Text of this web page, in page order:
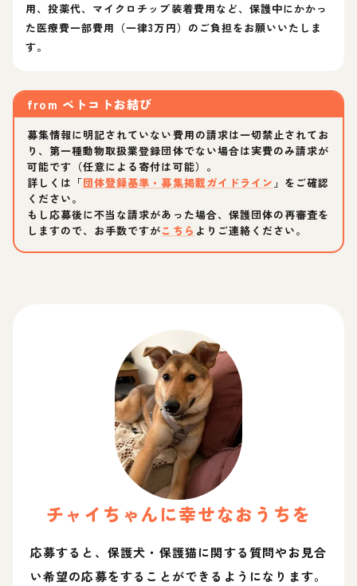
用、投薬代、マイクロチップ装着費用など、保護中にかかっ
た医療費一部費用（一律3万円）のご負担をお願いいたしま
す。
from ペトコトお結び
募集情報に明記されていない費用の請求は一切禁止されてお
り、第一種動物取扱業登録団体でない場合は実費のみ請求が
可能です（任意による寄付は可能）。
詳しくは「団体登録基準・募集掲載ガイドライン 」をご確認
ください。
もし応募後に不当な請求があった場合、保護団体の再審査を
しますので、お手数ですがこちら よりご連絡ください。
チャイ ちゃんに幸せなおうちを
応募すると、保護犬・保護猫に関する質問やお見合
い希望の応募をすることができるようになります。